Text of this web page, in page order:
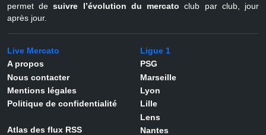
permet desuivre l’évolution du mercato club par club, jour
après jour.
Live Mercato
A propos
Nous contacter
Mentions légales
Politique de confidentialité
Atlas des flux RSS
Ligue 1
PSG
Marseille
Lyon
Lille
Lens
Nantes